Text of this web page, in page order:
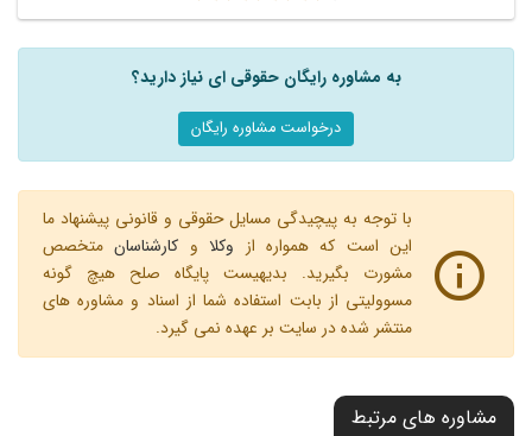
به مشاوره رایگان حقوقی ای نیاز دارید؟
درخواست مشاوره رایگان
با توجه به پیچیدگی مسایل حقوقی و قانونی پیشنهاد ما
این است که همواره از وکلاو کارشناسانمتخصص
مشورت بگیرید. بدیهیست پایگاه صلح هیچ گونه
مسوولیتی از بابت استفاده شما از اسناد و مشاوره های
منتشر شده در سایت بر عهده نمی گیرد.
مشاوره های مرتبط